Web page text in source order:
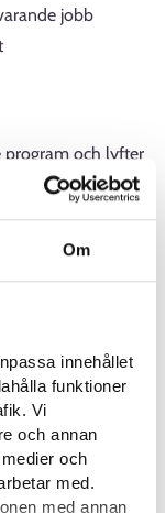
Om
innehållet
funktioner
Vi
och annan
och
med.
med annan
jobb
program och lyfter
också skicka in
med
verksamhet.
| EURES -